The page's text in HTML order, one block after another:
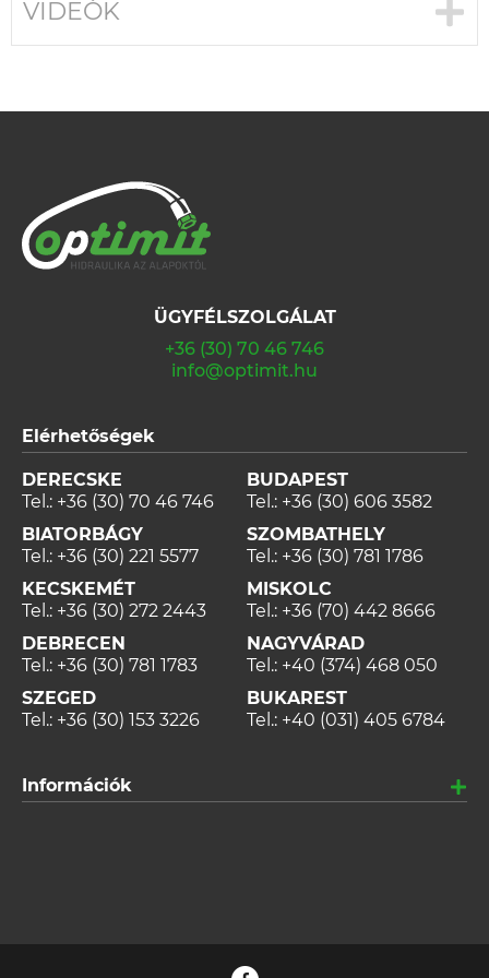
VIDEÓK
ÜGYFÉLSZOLGÁLAT
+36 (30) 70 46 746
info@optimit.hu
Elérhetőségek
DERECSKE
Tel.: +36 (30) 70 46 746
BIATORBÁGY
Tel.: +36 (30) 221 5577
KECSKEMÉT
Tel.: +36 (30) 272 2443
DEBRECEN
Tel.: +36 (30) 781 1783
SZEGED
Tel.: +36 (30) 153 3226
BUDAPEST
Tel.: +36 (30) 606 3582
SZOMBATHELY
Tel.: +36 (30) 781 1786
MISKOLC
Tel.: +36 (70) 442 8666
NAGYVÁRAD
Tel.: +40 (374) 468 050
BUKAREST
Tel.: +40 (031) 405 6784
Információk